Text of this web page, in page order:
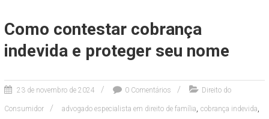
Como contestar cobrança
indevida e proteger seu nome
23 de novembro de 2024 0 Comentários Direito do
Consumidor advogado especialista em direito de família, cobrança indevida,